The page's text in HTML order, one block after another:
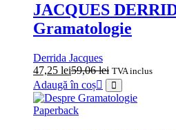
JACQUES
Gramatologie
Derrida Jacques
47,25 lei59,06lei TVA inclus
Adaugă în coș
Paperback